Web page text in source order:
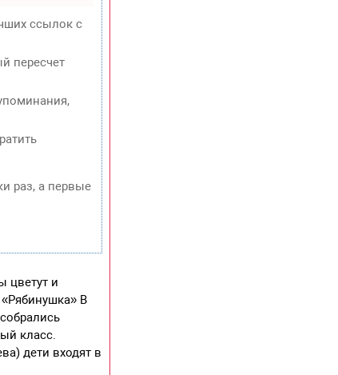
ссылок с
пересчет
раз, а первые
цветут и
В
класс.
дети входят в